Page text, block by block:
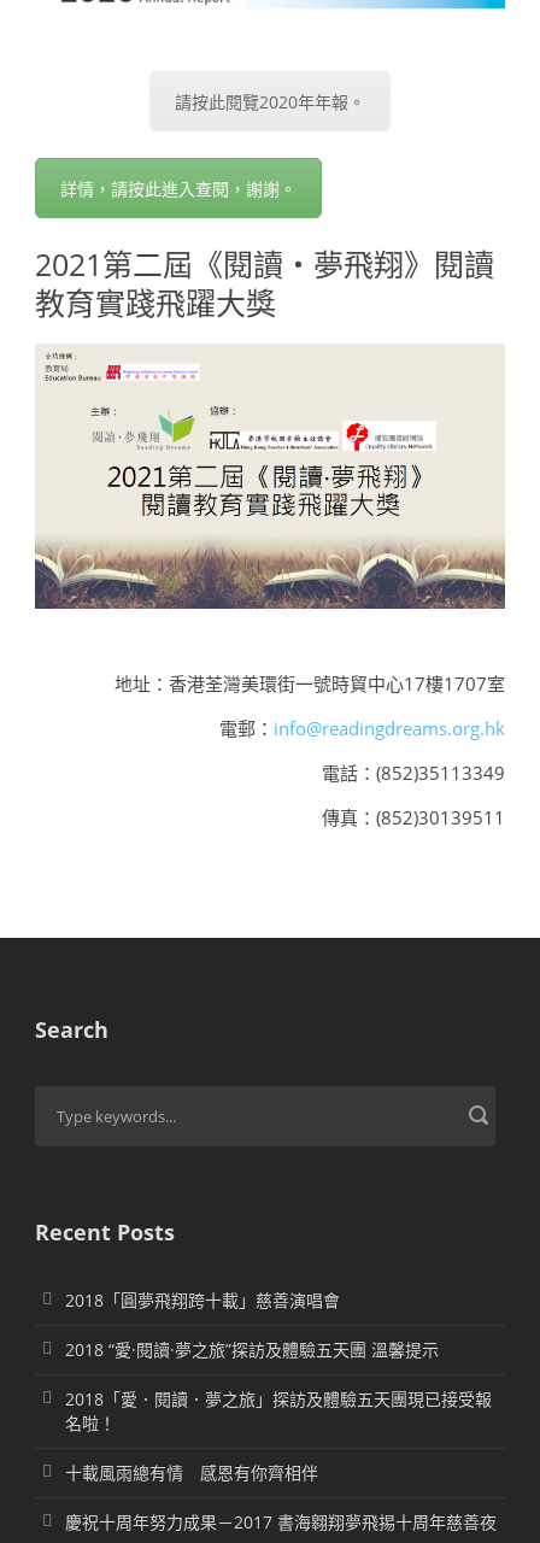
請按此閱覽2020年年報。
詳情，請按此進入查閱，謝謝。
2021第二屆《閱讀‧夢飛翔》閱讀
教育實踐飛躍大獎
地址：香港荃灣美環街一號時貿中心17樓1707室
電郵： info@readingdreams.org.hk
電話：(852)35113349
傳真：(852)30139511
Search
Recent Posts
2018「圓夢飛翔跨十載」慈善演唱會
2018 “愛·閱讀·夢之旅”探訪及體驗五天團 溫馨提示
2018「愛．閱讀．夢之旅」探訪及體驗五天團現已接受報
名啦！
十載風雨總有情 感恩有你齊相伴
慶祝十周年努力成果－2017 書海翱翔夢飛掦十周年慈善夜